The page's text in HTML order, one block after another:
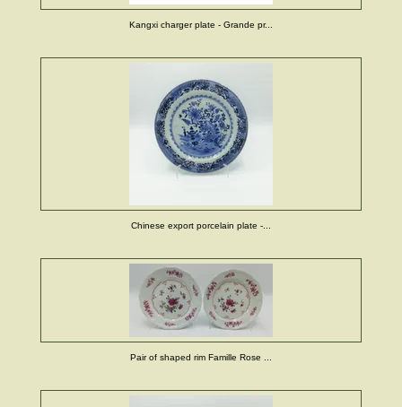
Kangxi charger plate - Grande pr...
Chinese export porcelain plate -...
Pair of shaped rim Famille Rose ...